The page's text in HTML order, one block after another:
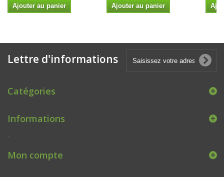
Ajouter au panier Ajouter au panier
Lettre d'informations
Catégories
Informations
.
Mon compte